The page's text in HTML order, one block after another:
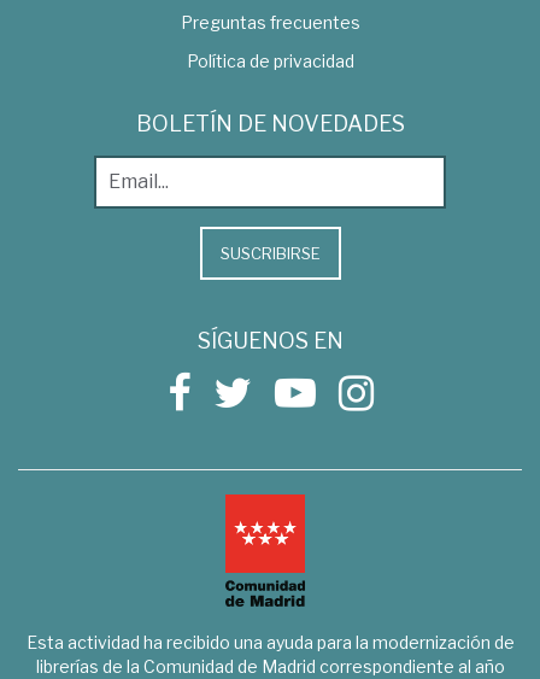
Preguntas frecuentes
Política de privacidad
BOLETÍN DE NOVEDADES
SUSCRIBIRSE
SÍGUENOS EN
Esta actividad ha recibido una ayuda para la modernización de
librerías de la Comunidad de Madrid correspondiente al año